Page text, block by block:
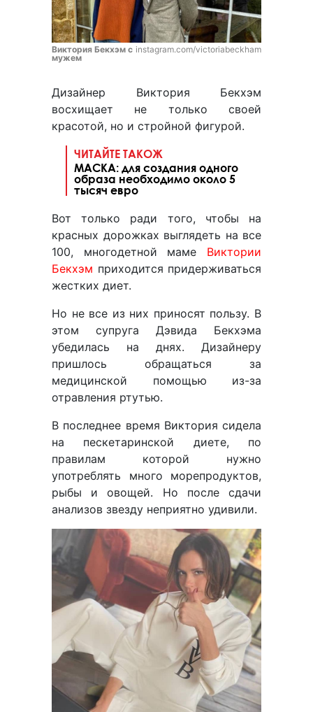
Виктория Бекхэм с
мужем
instagram.com/victoriabeckham
Дизайнер Виктория Бекхэм
восхищает не только своей
красотой, но и стройной фигурой.
ЧИТАЙТЕ ТАКОЖ
МАСКА: для создания одного
образа необходимо около 5
тысяч евро
Вот только ради того, чтобы на
красных дорожках выглядеть на все
100, многодетной маме Виктории
Бекхэм приходится придерживаться
жестких диет.
Но не все из них приносят пользу. В
этом супруга Дэвида Бекхэма
убедилась на днях. Дизайнеру
пришлось обращаться за
медицинской помощью из-за
отравления ртутью.
В последнее время Виктория сидела
на пескетаринской диете, по
правилам которой нужно
употреблять много морепродуктов,
рыбы и овощей. Но после сдачи
анализов звезду неприятно удивили.